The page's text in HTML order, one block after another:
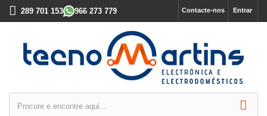
Entrar
Contacte-nos
289 701 153 966 273 779